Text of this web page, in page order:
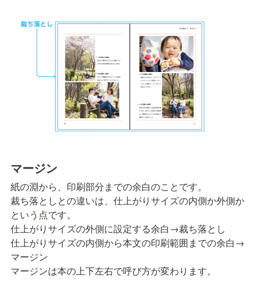
マージン
紙の淵から、印刷部分までの余白のことです。
裁ち落としとの違いは、仕上がりサイズの内側か外側か
という点です。
仕上がりサイズの外側に設定する余白→裁ち落とし
仕上がりサイズの内側から本文の印刷範囲までの余白→
マージン
マージンは本の上下左右で呼び方が変わります。